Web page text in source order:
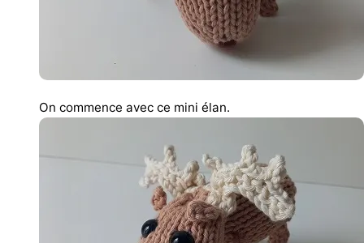
On commence avec ce mini élan.